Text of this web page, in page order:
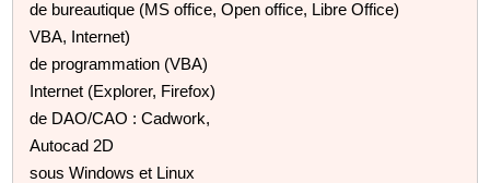
de bureautique (MS office, Open office, Libre Office)
VBA, Internet)
de programmation (VBA)
Internet (Explorer, Firefox)
de DAO/CAO : Cadwork,
Autocad 2D
sous Windows et Linux